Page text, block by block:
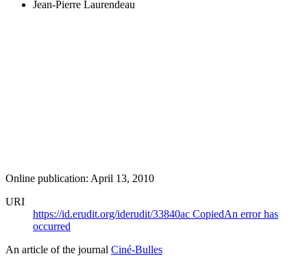
Jean-Pierre Laurendeau
Online publication: April 13, 2010
URI
https://id.erudit.org/iderudit/33840ac CopiedAn error has
occurred
An article of the journal Ciné-Bulles